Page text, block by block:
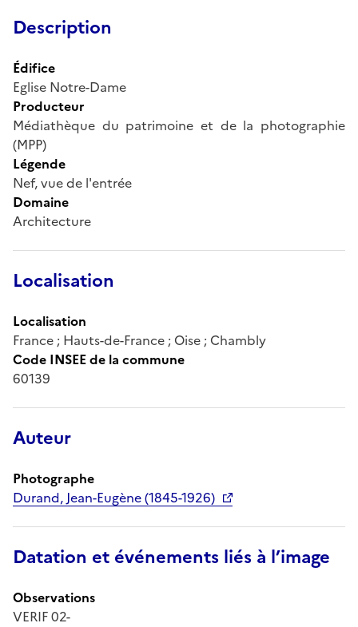
Description
Édifice
Eglise Notre-Dame
Producteur
Médiathèque du patrimoine et de la photographie
(MPP)
Légende
Nef, vue de l'entrée
Domaine
Architecture
Localisation
Localisation
France ; Hauts-de-France ; Oise ; Chambly
Code INSEE de la commune
60139
Auteur
Photographe
Durand, Jean-Eugène (1845-1926)
Datation et événements liés à l’image
Observations
VERIF 02-